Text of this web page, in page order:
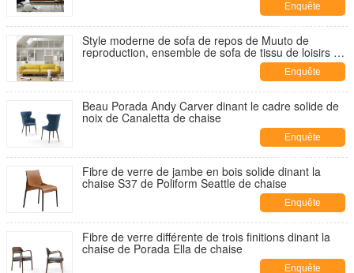
Enquête
maintenant
Style moderne de sofa de repos de Muuto de
reproduction, ensemble de sofa de tissu de loisirs de
Enquête
maintenant
Beau Porada Andy Carver dinant le cadre solide de
noix de Canaletta de chaise
Enquête
maintenant
Fibre de verre de jambe en bois solide dinant la
chaise S37 de Poliform Seattle de chaise
Enquête
maintenant
Fibre de verre différente de trois finitions dinant la
chaise de Porada Ella de chaise
Enquête